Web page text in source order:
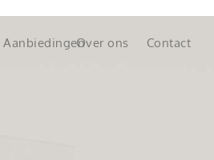
AanbiedingenOver ons Contact